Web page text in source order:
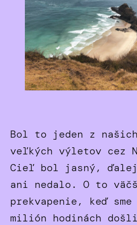
Bol to jeden z
veľkých výletov cez
Cieľ bol jasný,
ani nedalo. O to
prekvapenie, keď
milión hodinách